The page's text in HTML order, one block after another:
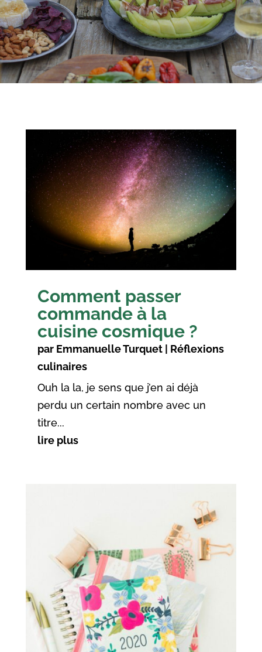
Comment passer
commande à la
cuisine cosmique ?
par Emmanuelle Turquet| Réflexions
culinaires
Ouh la la, je sens que j’en ai déjà
perdu un certain nombre avec un
titre...
lire plus